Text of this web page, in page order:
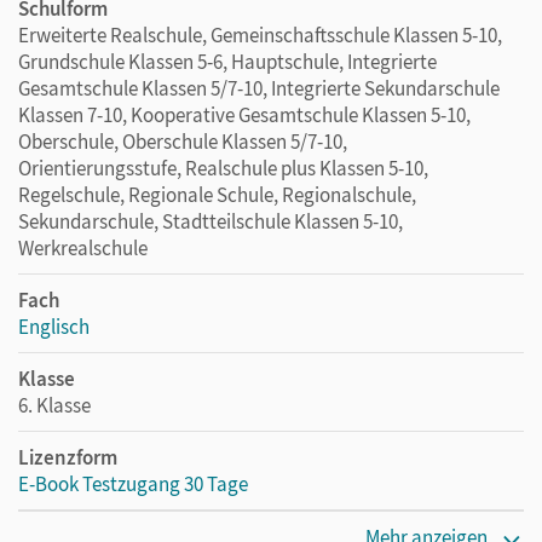
Schulform
Erweiterte Realschule, Gemeinschaftsschule Klassen 5-10,
Grundschule Klassen 5-6, Hauptschule, Integrierte
Gesamtschule Klassen 5/7-10, Integrierte Sekundarschule
Klassen 7-10, Kooperative Gesamtschule Klassen 5-10,
Oberschule, Oberschule Klassen 5/7-10,
Orientierungsstufe, Realschule plus Klassen 5-10,
Regelschule, Regionale Schule, Regionalschule,
Sekundarschule, Stadtteilschule Klassen 5-10,
Werkrealschule
Fach
Englisch
Klasse
6. Klasse
Lizenzform
E-Book Testzugang 30 Tage